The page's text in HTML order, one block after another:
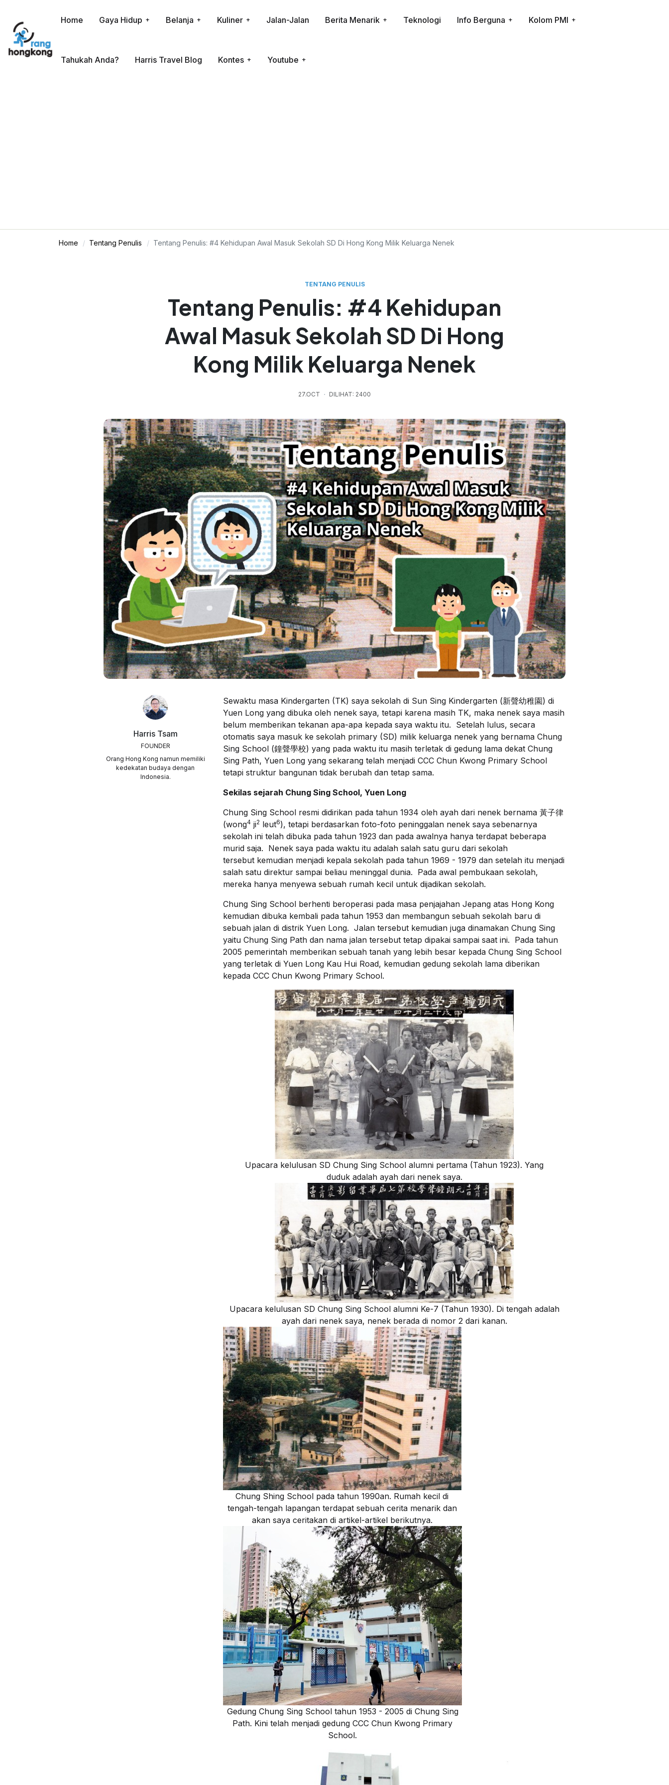
Home Gaya Hidup Belanja Kuliner Jalan-Jalan Berita Menarik Teknologi Info Berguna Kolom PMI
Tahukah Anda? Harris Travel Blog Kontes Youtube
Home Tentang Penulis Tentang Penulis: #4 Kehidupan Awal Masuk Sekolah SD Di Hong Kong Milik Keluarga Nenek
TENTANG PENULIS
Tentang Penulis: #4 Kehidupan
Awal Masuk Sekolah SD Di Hong
Kong Milik Keluarga Nenek
27.OCT DILIHAT: 2400
Harris Tsam
FOUNDER
Orang Hong Kong namun memiliki
kedekatan budaya dengan
Indonesia.
Sewaktu masa Kindergarten (TK) saya sekolah di Sun Sing Kindergarten (新聲幼稚園) di
Yuen Long yang dibuka oleh nenek saya, tetapi karena masih TK, maka nenek saya masih
belum memberikan tekanan apa-apa kepada saya waktu itu. Setelah lulus, secara
otomatis saya masuk ke sekolah primary (SD) milik keluarga nenek yang bernama Chung
Sing School (鐘聲學校) yang pada waktu itu masih terletak di gedung lama dekat Chung
Sing Path, Yuen Long yang sekarang telah menjadi CCC Chun Kwong Primary School
tetapi struktur bangunan tidak berubah dan tetap sama.
Sekilas sejarah Chung Sing School, Yuen Long
Chung Sing School resmi didirikan pada tahun 1934 oleh ayah dari nenek bernama 黃子律
(wong4 ji2 leut6), tetapi berdasarkan foto-foto peninggalan nenek saya sebenarnya
sekolah ini telah dibuka pada tahun 1923 dan pada awalnya hanya terdapat beberapa
murid saja. Nenek saya pada waktu itu adalah salah satu guru dari sekolah
tersebut kemudian menjadi kepala sekolah pada tahun 1969 - 1979 dan setelah itu menjadi
salah satu direktur sampai beliau meninggal dunia. Pada awal pembukaan sekolah,
mereka hanya menyewa sebuah rumah kecil untuk dijadikan sekolah.
Chung Sing School berhenti beroperasi pada masa penjajahan Jepang atas Hong Kong
kemudian dibuka kembali pada tahun 1953 dan membangun sebuah sekolah baru di
sebuah jalan di distrik Yuen Long. Jalan tersebut kemudian juga dinamakan Chung Sing
yaitu Chung Sing Path dan nama jalan tersebut tetap dipakai sampai saat ini. Pada tahun
2005 pemerintah memberikan sebuah tanah yang lebih besar kepada Chung Sing School
yang terletak di Yuen Long Kau Hui Road, kemudian gedung sekolah lama diberikan
kepada CCC Chun Kwong Primary School.
Upacara kelulusan SD Chung Sing School alumni pertama (Tahun 1923). Yang
duduk adalah ayah dari nenek saya.
Upacara kelulusan SD Chung Sing School alumni Ke-7 (Tahun 1930). Di tengah adalah
ayah dari nenek saya, nenek berada di nomor 2 dari kanan.
Chung Shing School pada tahun 1990an. Rumah kecil di
tengah-tengah lapangan terdapat sebuah cerita menarik dan
akan saya ceritakan di artikel-artikel berikutnya.
Gedung Chung Sing School tahun 1953 - 2005 di Chung Sing
Path. Kini telah menjadi gedung CCC Chun Kwong Primary
School.